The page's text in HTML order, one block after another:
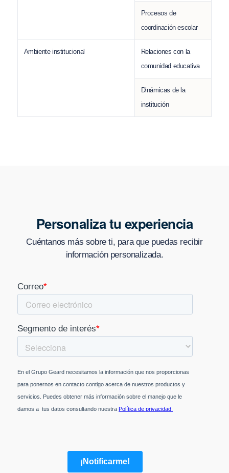
Procesos de
coordinación escolar
Ambiente institucional
Relaciones con la
comunidad educativa
Dinámicas de la
institución
Personaliza tu experiencia
Cuéntanos más sobre ti, para que puedas recibir
información personalizada.